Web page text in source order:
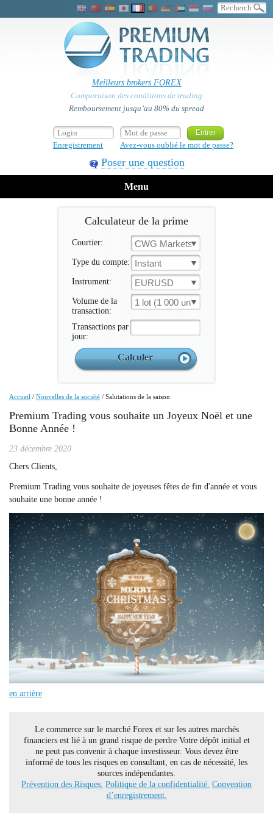
Meilleurs brokers FOREX
Comparaison des conditions de trading
Remboursement jusqu’au 80% du spread
Enregistrement Avez-vous oublié le mot de passe?
Poser une question
Menu
Calculateur de la prime
Courtier: CWG Markets
Type du compte: Instant
Instrument: EURUSD
Volume de la
transaction:
1 lot (1 000 un.)
Transactions par
jour:
Accueil / Nouvelles de la société / Salutations de la saison
Premium Trading vous souhaite un Joyeux Noël et une
Bonne Année !
23 décembre 2020
Chers Clients,
Premium Trading vous souhaite de joyeuses fêtes de fin d'année et vous
souhaite une bonne année !
en arrière
Le commerce sur le marché Forex et sur les autres marchés
financiers est lié à un grand risque de perdre Votre dépôt initial et
ne peut pas convenir à chaque investisseur. Vous devez être
informé de tous les risques en consultant, en cas de nécessité, les
sources indépendantes.
Prévention des Risques. Politique de la confidentialité. Convention
d’enregistrement.